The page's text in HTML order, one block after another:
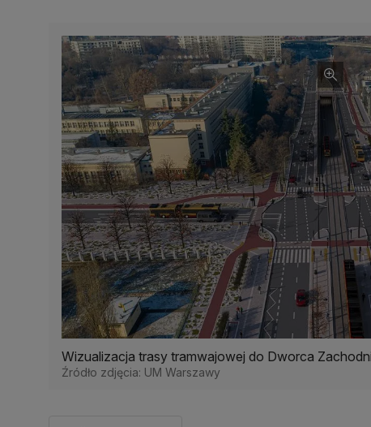
Wizualizacja trasy tramwajowej do Dworca
Źródło zdjęcia: UM Warszawy